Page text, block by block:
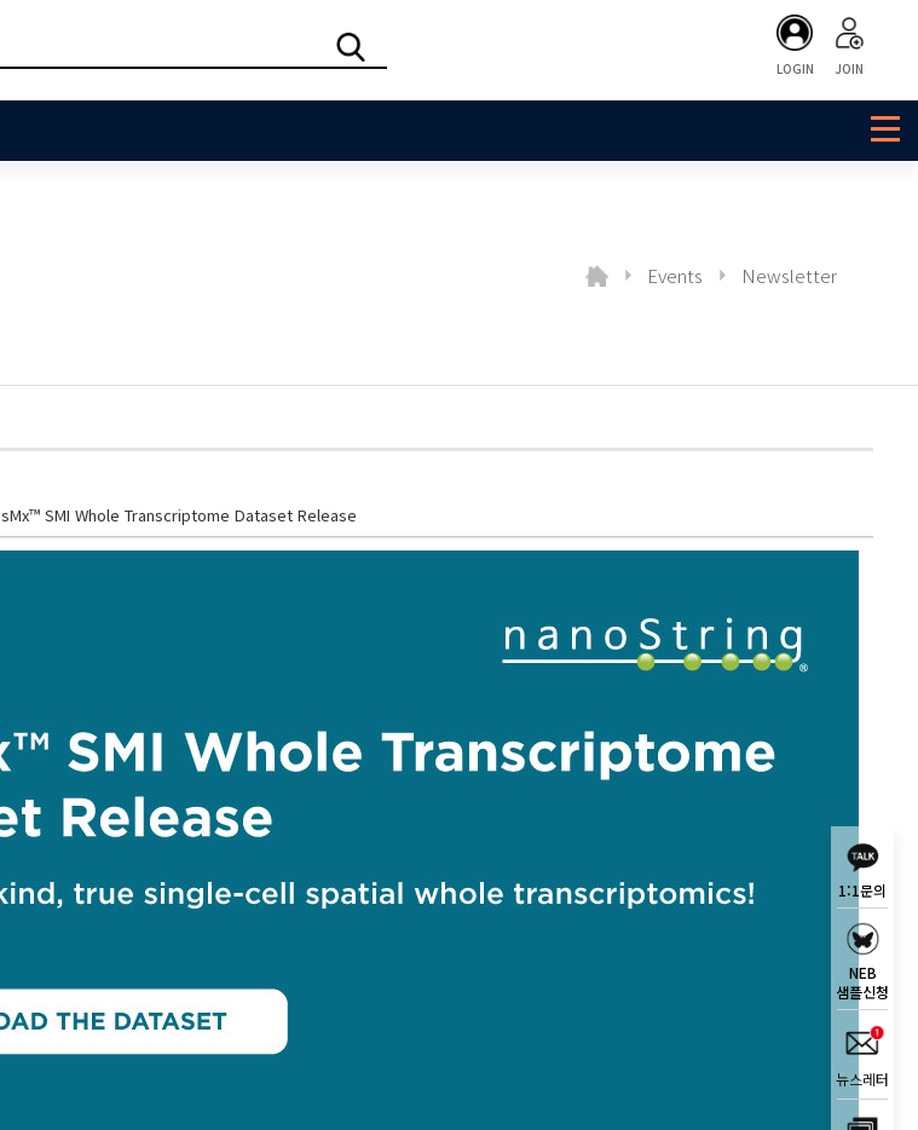
LOGIN JOIN
Events Newsletter
SMI Whole Transcriptome Dataset Release
1:1문의
NEB
샘플신청
뉴스레터